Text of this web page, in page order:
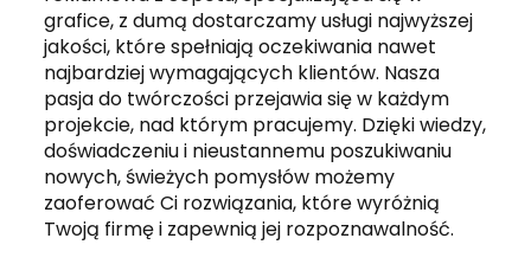
grafice, z dumą dostarczamy usługi najwyższej
jakości, które spełniają oczekiwania nawet
najbardziej wymagających klientów. Nasza
pasja do twórczości przejawia się w każdym
projekcie, nad którym pracujemy. Dzięki wiedzy,
doświadczeniu i nieustannemu poszukiwaniu
nowych, świeżych pomysłów możemy
zaoferować Ci rozwiązania, które wyróżnią
Twoją firmę i zapewnią jej rozpoznawalność.